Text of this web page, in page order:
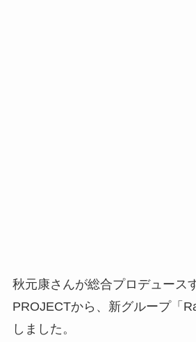
秋元康さんが総合プロデュース
PROJECTから、新グループ「
しました。